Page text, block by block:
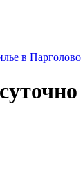
в Парголово